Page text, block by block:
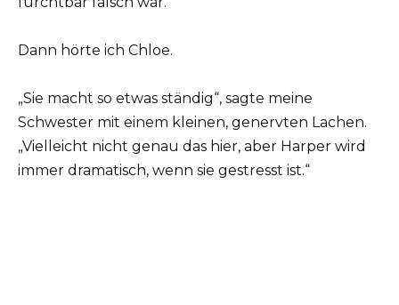
Dann hörte ich Chloe.
„Sie macht so etwas ständig“, sagte meine
Schwester mit einem kleinen, genervten Lachen.
„Vielleicht nicht genau das hier, aber Harper wird
immer dramatisch, wenn sie gestresst ist.“